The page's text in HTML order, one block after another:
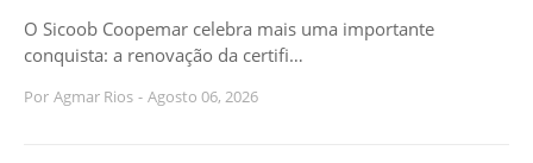
O Sicoob Coopemar celebra mais uma importante
conquista: a renovação da certifi…
Por Agmar Rios - Agosto 06, 2026